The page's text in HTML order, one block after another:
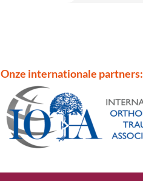
Onze internationale partners: